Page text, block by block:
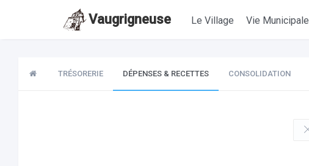
Vaugrigneuse Le Village Vie Municipale
TRÉSORERIE DÉPENSES & RECETTES CONSOLIDATION